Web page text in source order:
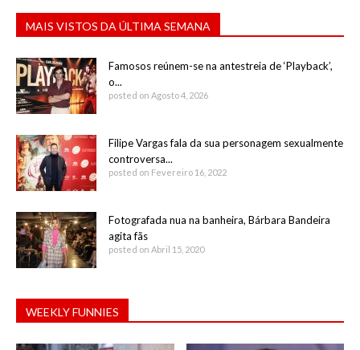
MAIS VISTOS DA ÚLTIMA SEMANA
Famosos reúnem-se na antestreia de ‘Playback’,
o...
posted on Agosto 4, 2026
Filipe Vargas fala da sua personagem sexualmente
controversa...
posted on Fevereiro 16, 2022
Fotografada nua na banheira, Bárbara Bandeira
agita fãs
posted on Abril 15, 2020
WEEKLY FUNNIES